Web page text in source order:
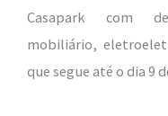
Casapark com
mobiliário,
que segue até o dia 9